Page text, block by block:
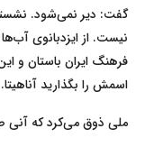
گفت: دیر نمی‌شود.
نیست. از ایزدبانوی
فرهنگ ایران باستان و
اسمش را بگذارید
ملی ذوق می‌کرد که